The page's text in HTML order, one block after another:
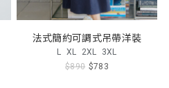
法式簡約可調式吊帶洋裝
L XL 2XL 3XL
$890 $783